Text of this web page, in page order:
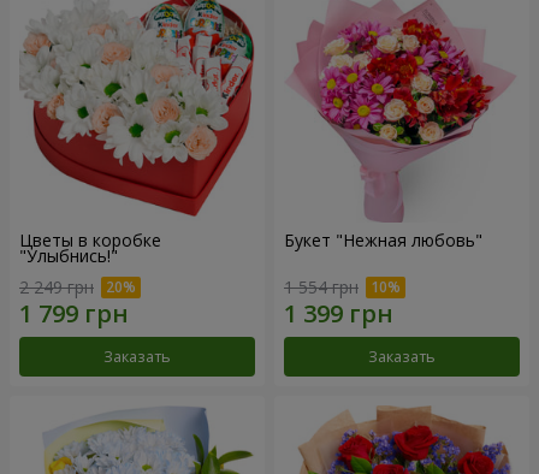
Цветы в коробке
"Улыбнись!"
2 249 грн
Заказать
Букет "Нежная любовь"
1 554 грн
Заказать